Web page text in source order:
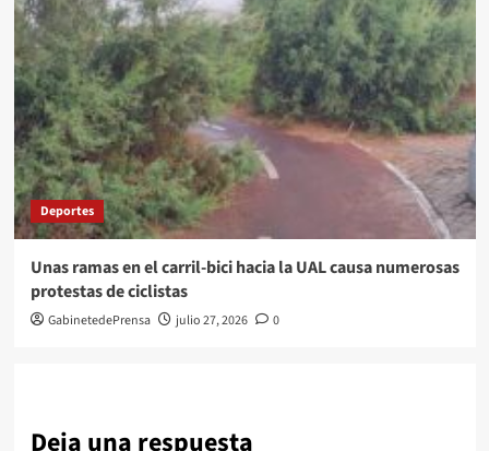
Deportes
Unas ramas en el carril-bici hacia la UAL causa numerosas
protestas de ciclistas
GabinetedePrensa julio 27, 2026 0
Deja una respuesta